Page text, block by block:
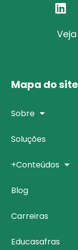
Mapa do site
Sobre
Soluções
+Conteúdos
Blog
Carreiras
Educasafras